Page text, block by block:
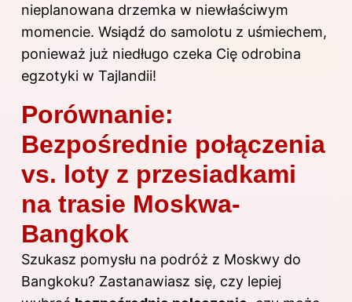
nieplanowana drzemka w niewłaściwym
momencie. Wsiądź do samolotu z uśmiechem,
ponieważ już niedługo czeka Cię odrobina
egzotyki w Tajlandii!
Porównanie:
Bezpośrednie połączenia
vs. loty z przesiadkami
na trasie Moskwa-
Bangkok
Szukasz pomysłu na podróż z Moskwy do
Bangkoku? Zastanawiasz się, czy lepiej